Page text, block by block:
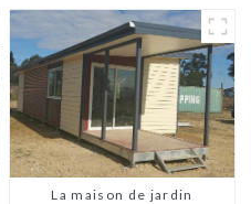
La maison de jardin